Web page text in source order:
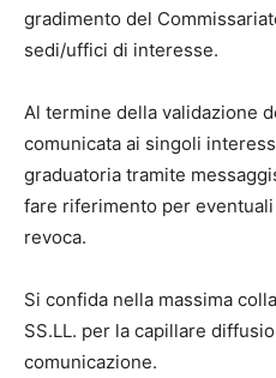
gradimento del
sedi/uffici di interesse.
Al termine della validazione
comunicata ai singoli
graduatoria tramite
fare riferimento per
revoca.
Si confida nella massima
SS.LL. per la capillare
comunicazione.